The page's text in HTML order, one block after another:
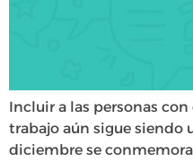
Incluir a las personas
trabajo aún sigue siendo
diciembre se